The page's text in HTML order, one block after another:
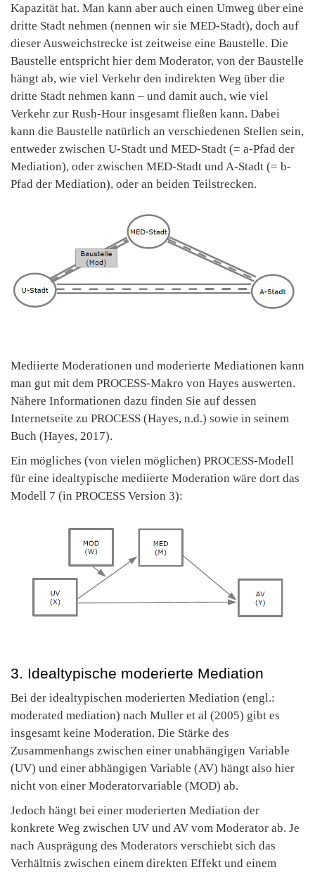
Kapazität hat. Man kann aber auch einen Umweg über eine
dritte Stadt nehmen (nennen wir sie MED-Stadt), doch auf
dieser Ausweichstrecke ist zeitweise eine Baustelle. Die
Baustelle entspricht hier dem Moderator, von der Baustelle
hängt ab, wie viel Verkehr den indirekten Weg über die
dritte Stadt nehmen kann – und damit auch, wie viel
Verkehr zur Rush-Hour insgesamt fließen kann. Dabei
kann die Baustelle natürlich an verschiedenen Stellen sein,
entweder zwischen U-Stadt und MED-Stadt (= a-Pfad der
Mediation), oder zwischen MED-Stadt und A-Stadt (= b-
Pfad der Mediation), oder an beiden Teilstrecken.
Mediierte Moderationen und moderierte Mediationen kann
man gut mit dem PROCESS-Makro von Hayes auswerten.
Nähere Informationen dazu finden Sie auf dessen
Internetseite zu PROCESS (Hayes, n.d.) sowie in seinem
Buch (Hayes, 2017).
Ein mögliches (von vielen möglichen) PROCESS-Modell
für eine idealtypische mediierte Moderation wäre dort das
Modell 7 (in PROCESS Version 3):
3. Idealtypische moderierte Mediation
Bei der idealtypischen moderierten Mediation (engl.:
moderated mediation) nach Muller et al (2005) gibt es
insgesamt keine Moderation. Die Stärke des
Zusammenhangs zwischen einer unabhängigen Variable
(UV) und einer abhängigen Variable (AV) hängt also hier
nicht von einer Moderatorvariable (MOD) ab.
Jedoch hängt bei einer moderierten Mediation der
konkrete Weg zwischen UV und AV vom Moderator ab. Je
nach Ausprägung des Moderators verschiebt sich das
Verhältnis zwischen einem direkten Effekt und einem